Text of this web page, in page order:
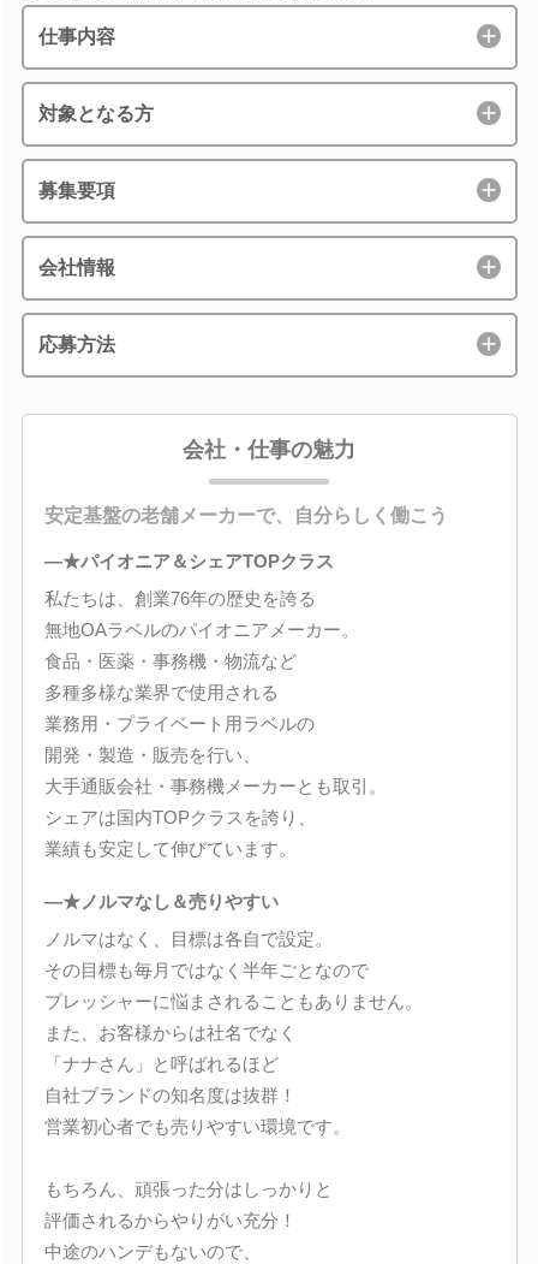
仕事内容
対象となる方
募集要項
会社情報
応募方法
会社・仕事の魅力
安定基盤の老舗メーカーで、自分らしく働こう
―★パイオニア＆シェアTOPクラス
私たちは、創業76年の歴史を誇る
無地OAラベルのパイオニアメーカー。
食品・医薬・事務機・物流など
多種多様な業界で使用される
業務用・プライベート用ラベルの
開発・製造・販売を行い、
大手通販会社・事務機メーカーとも取引。
シェアは国内TOPクラスを誇り、
業績も安定して伸びています。
―★ノルマなし＆売りやすい
ノルマはなく、目標は各自で設定。
その目標も毎月ではなく半年ごとなので
プレッシャーに悩まされることもありません。
また、お客様からは社名でなく
「ナナさん」と呼ばれるほど
自社ブランドの知名度は抜群！
営業初心者でも売りやすい環境です。
もちろん、頑張った分はしっかりと
評価されるからやりがい充分！
中途のハンデもないので、